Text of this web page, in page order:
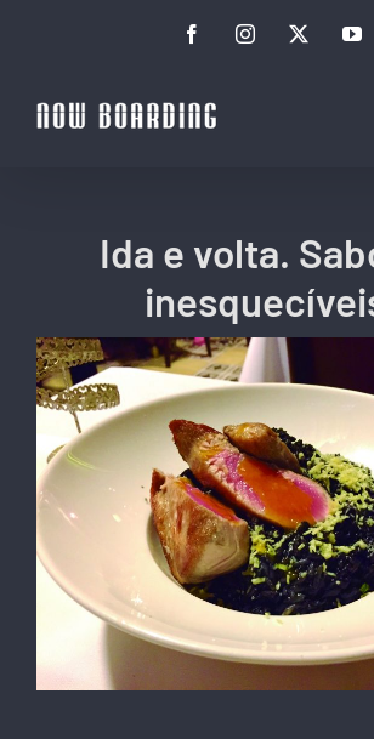
conteúdo
FacebookInstagramTwitter
Ida e volta.